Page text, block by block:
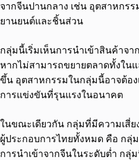
จากจีนปานกลาง เช่น อุตสาหก
ยานยนต์และชิ้นส่วน
กลุ่มนี้เริ่มเห็นการนำเข้าสินค้าจา
หากไม่สามารถขยายตลาดทั้งในแ
ขึ้น อุตสาหกรรมในกลุ่มนี้อาจต้อ
การแข่งขันที่รุนแรงในอนาคต
ในขณะเดียวกัน กลุ่มที่มีความเสี่ย
ผู้ประกอบการไทยทั้งหมด คือ กลุ่
การนำเข้าจากจีนในระดับต่ำ กลุ่